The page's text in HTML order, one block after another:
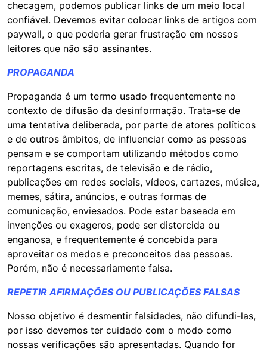
checagem, podemos publicar links de um meio local
confiável. Devemos evitar colocar links de artigos com
paywall, o que poderia gerar frustração em nossos
leitores que não são assinantes.
PROPAGANDA
Propaganda é um termo usado frequentemente no
contexto de difusão da desinformação. Trata-se de
uma tentativa deliberada, por parte de atores políticos
e de outros âmbitos, de influenciar como as pessoas
pensam e se comportam utilizando métodos como
reportagens escritas, de televisão e de rádio,
publicações em redes sociais, vídeos, cartazes, música,
memes, sátira, anúncios, e outras formas de
comunicação, enviesados. Pode estar baseada em
invenções ou exageros, pode ser distorcida ou
enganosa, e frequentemente é concebida para
aproveitar os medos e preconceitos das pessoas.
Porém, não é necessariamente falsa.
REPETIR AFIRMAÇÕES OU PUBLICAÇÕES FALSAS
Nosso objetivo é desmentir falsidades, não difundi-las,
por isso devemos ter cuidado com o modo como
nossas verificações são apresentadas. Quando for